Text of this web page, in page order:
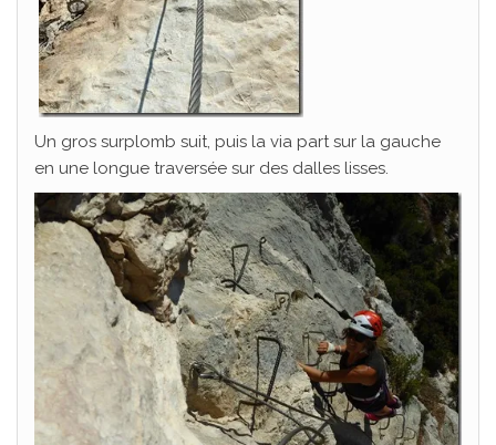
Un gros surplomb suit, puis la via part sur la gauche
en une longue traversée sur des dalles lisses.